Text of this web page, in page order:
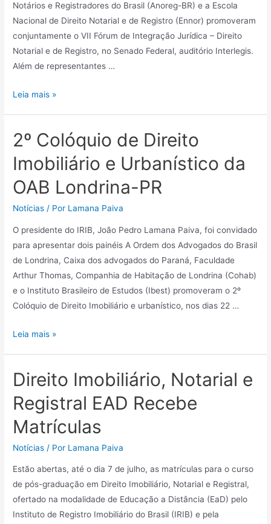
Notários e Registradores do Brasil (Anoreg-BR) e a Escola
Nacional de Direito Notarial e de Registro (Ennor) promoveram
conjuntamente o VII Fórum de Integração Jurídica – Direito
Notarial e de Registro, no Senado Federal, auditório Interlegis.
Além de representantes …
Leia mais »
2º Colóquio de Direito
Imobiliário e Urbanístico da
OAB Londrina-PR
Notícias / Por Lamana Paiva
O presidente do IRIB, João Pedro Lamana Paiva, foi convidado
para apresentar dois painéis A Ordem dos Advogados do Brasil
de Londrina, Caixa dos advogados do Paraná, Faculdade
Arthur Thomas, Companhia de Habitação de Londrina (Cohab)
e o Instituto Brasileiro de Estudos (Ibest) promoveram o 2º
Colóquio de Direito Imobiliário e urbanístico, nos dias 22 …
Leia mais »
Direito Imobiliário, Notarial e
Registral EAD Recebe
Matrículas
Notícias / Por Lamana Paiva
Estão abertas, até o dia 7 de julho, as matrículas para o curso
de pós-graduação em Direito Imobiliário, Notarial e Registral,
ofertado na modalidade de Educação a Distância (EaD) pelo
Instituto de Registro Imobiliário do Brasil (IRIB) e pela